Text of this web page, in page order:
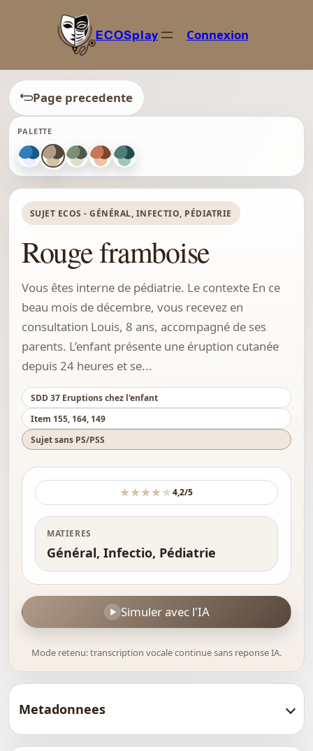
ECOSplay Connexion
Page precedente
PALETTE
SUJET ECOS - GÉNÉRAL, INFECTIO, PÉDIATRIE
Rouge framboise
Vous êtes interne de pédiatrie. Le contexte En ce
beau mois de décembre, vous recevez en
consultation Louis, 8 ans, accompagné de ses
parents. L’enfant présente une éruption cutanée
depuis 24 heures et se...
SDD 37 Eruptions chez l'enfant
Item 155, 164, 149
Sujet sans PS/PSS
★★★★★
★★★★★4,2/5
MATIERES
Général, Infectio, Pédiatrie
Simuler avec l'IA
Mode retenu: transcription vocale continue sans reponse IA.
Metadonnees